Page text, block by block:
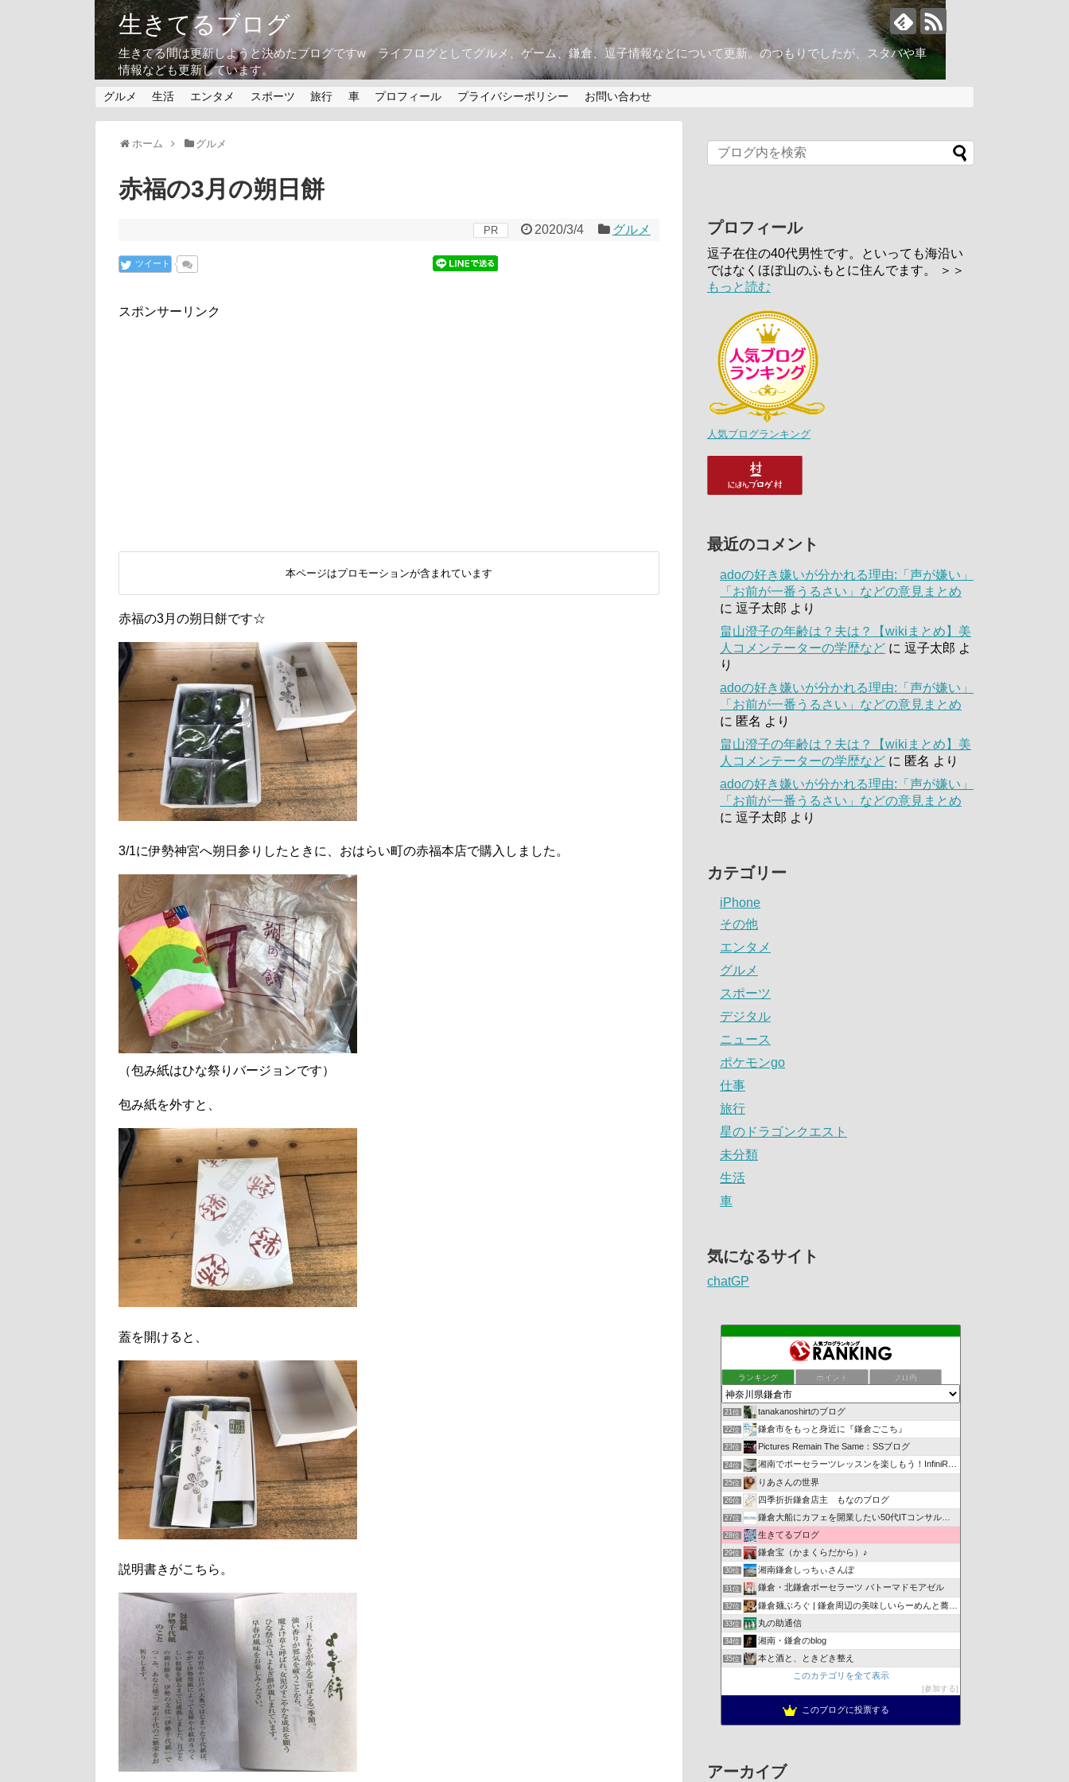
生きてるブログ
生きてる間は更新しようと決めたブログですw ライフログとしてグルメ、ゲーム、鎌倉、逗子情報などについて更新。のつもりでしたが、スタバや車
情報なども更新しています。
グルメ 生活 エンタメ スポーツ 旅行 車 プロフィール プライバシーポリシー お問い合わせ
ホーム グルメ
赤福の3月の朔日餅
PR 2020/3/4 グルメ
ツイート
スポンサーリンク
本ページはプロモーションが含まれています
赤福の3月の朔日餅です☆
3/1に伊勢神宮へ朔日参りしたときに、おはらい町の赤福本店で購入しました。
（包み紙はひな祭りバージョンです）
包み紙を外すと、
蓋を開けると、
説明書きがこちら。
プロフィール
逗子在住の40代男性です。といっても海沿い
ではなくほぼ山のふもとに住んでます。 ＞＞
もっと読む
人気ブログランキング
最近のコメント
adoの好き嫌いが分かれる理由:「声が嫌い」
「お前が一番うるさい」などの意見まとめ
に 逗子太郎 より
畠山澄子の年齢は？夫は？【wikiまとめ】美
人コメンテーターの学歴など に 逗子太郎 よ
り
adoの好き嫌いが分かれる理由:「声が嫌い」
「お前が一番うるさい」などの意見まとめ
に 匿名 より
畠山澄子の年齢は？夫は？【wikiまとめ】美
人コメンテーターの学歴など に 匿名 より
adoの好き嫌いが分かれる理由:「声が嫌い」
「お前が一番うるさい」などの意見まとめ
に 逗子太郎 より
カテゴリー
iPhone
その他
エンタメ
グルメ
スポーツ
デジタル
ニュース
ポケモンgo
仕事
旅行
星のドラゴンクエスト
未分類
生活
車
気になるサイト
chatGP
ランキング ポイント ブロ画
21位 tanakanoshirtのブログ
22位 鎌倉市をもっと身近に『鎌倉ごこち』
23位 Pictures Remain The Same：SSブログ
24位 湘南でポーセラーツレッスンを楽しもう！InfiniRose
25位 りあさんの世界
26位 四季折折鎌倉店主 もなのブログ
27位 鎌倉大船にカフェを開業したい50代ITコンサルのブログ
28位 生きてるブログ
29位 鎌倉宝（かまくらだから）♪
30位 湘南鎌倉しっちぃさんぽ
31位 鎌倉・北鎌倉ポーセラーツ バトーマドモアゼル
32位 鎌倉麺ぶろぐ | 鎌倉周辺の美味しいらーめんと蕎麦を紹介
33位 丸の助通信
34位 湘南・鎌倉のblog
35位
本と酒と、ときどき整え
このカテゴリを全て表示
参加する
このブログに投票する
アーカイブ